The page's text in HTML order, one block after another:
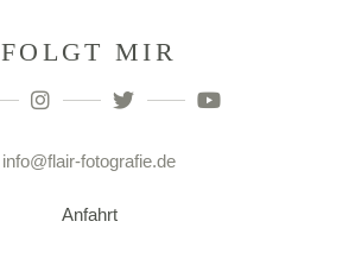
FOLGT MIR
info@flair-fotografie.de
Anfahrt